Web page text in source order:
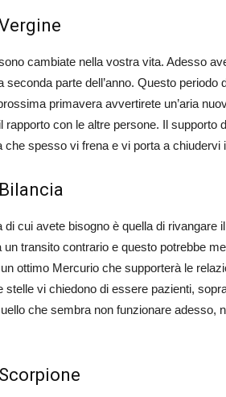
cambiate nella vostra vita. Adesso
seconda parte dell’anno. Questo
primavera avvertirete un’aria
con le altre persone. Il supporto
che spesso vi frena e vi porta a chiudervi
di cui avete bisogno è quella di rivangare
transito contrario e questo potrebbe
ottimo Mercurio che supporterà le
vi chiedono di essere pazienti,
che sembra non funzionare adesso,